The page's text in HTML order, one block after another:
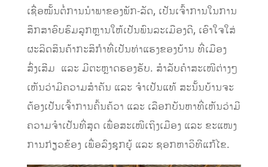
ເຊື່ອໝັ້ນຕໍ່ການນໍາພາຂອງພັກ-ລັດ, ເປັນເຈົ້າການໃນການ
ສຶກສາອົບຮົມລູກຫຼານໃຫ້ເປັນພົນລະເມືອງດີ, ເອົາໃຈໃສ່
ຜະລິດສິນຄ້າກະສິກໍາທີ່ເປັນທ່າແຮງຂອງບ້ານ ທີ່ເມືອງ
ສົ່ງເສີມ ແລະ ມີຕະຫຼາດຮອງຮັບ. ສໍາລັບຄໍາສະເໜີຕ່າງໆ
ເຫັນວ່າມີຄວາມສໍາຄັນ ແລະ ຈໍາເປັນແທ້ ສະນັ້ນບ້ານຈະ
ຕ້ອງເປັນເຈົ້າການຄົ້ນຄ້ວາ ແລະ ເລືອກບັນຫາທີ່ເຫັນວ່າມີ
ຄວາມຈໍາເປັນທີ່ສຸດ ເພື່ອສະເໜີເຖິງເມືອງ ແລະ ຂະແໜງ
ການກ່ຽວຂ້ອງ ເພື່ອລົງຊຸກຍູ້ ແລະ ຊອກຫາວິທີແກ້ໄຂ.